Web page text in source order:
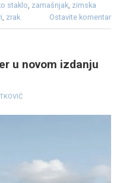
staklo, zamašnjak, zimska
, zrak Ostavite komentar
u novom izdanju